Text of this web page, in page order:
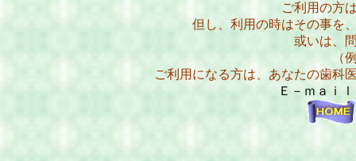
ご利用の方
但し、利用の時はその事を
或いは、
（
ご利用になる方は、あなたの歯科
Ｅ－ｍａｉ